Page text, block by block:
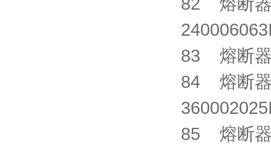
83 熔断
84 熔断器
85 熔断器